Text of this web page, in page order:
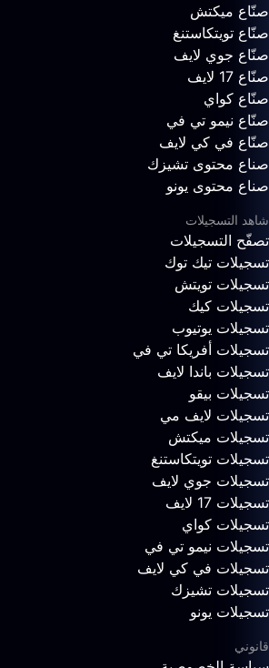
صنّاع ميكتش
صنّاع تويتكاستنغ
صنّاع جوي لايف
صنّاع 17 لايف
صنّاع كواي
صنّاع نيمو تي في
صنّاع في كي لايف
صناع محتوى تشيزك
صناع محتوى يونو
شاهد التسجيلات
تصفّح التسجيلات
تسجيلات تيك توك
تسجيلات تويتش
تسجيلات كيك
تسجيلات يوتيوب
تسجيلات أفريكا تي في
تسجيلات باندا لايف
تسجيلات بيقو
تسجيلات لايف مي
تسجيلات ميكتش
تسجيلات تويتكاستنغ
تسجيلات جوي لايف
تسجيلات 17 لايف
تسجيلات كواي
تسجيلات نيمو تي في
تسجيلات في كي لايف
تسجيلات تشيزك
تسجيلات يونو
قانوني